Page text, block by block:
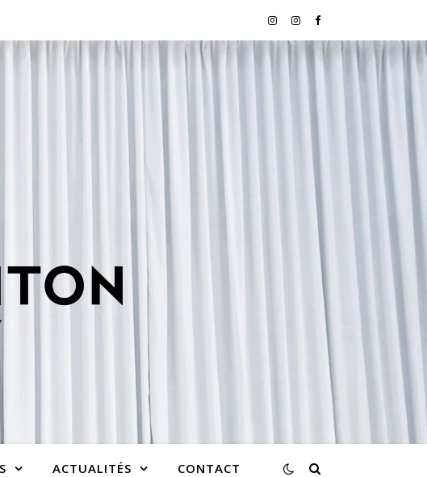
ACTUALITÉS CONTACT